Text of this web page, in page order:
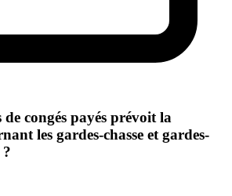
congés payés prévoit la
les gardes-chasse et gardes-